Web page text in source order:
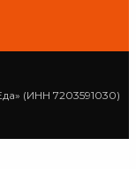
(ИНН 7203591030)